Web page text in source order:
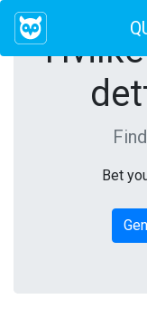
Bet